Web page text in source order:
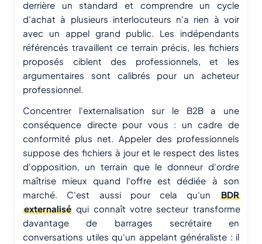
derrière un standard et comprendre un cycle
d'achat à plusieurs interlocuteurs n'a rien à voir
avec un appel grand public. Les indépendants
référencés travaillent ce terrain précis, les fichiers
proposés ciblent des professionnels, et les
argumentaires sont calibrés pour un acheteur
professionnel.
Concentrer l'externalisation sur le B2B a une
conséquence directe pour vous : un cadre de
conformité plus net. Appeler des professionnels
suppose des fichiers à jour et le respect des listes
d'opposition, un terrain que le donneur d'ordre
maîtrise mieux quand l'offre est dédiée à son
marché. C'est aussi pour cela qu'unBDR
externalisé qui connaît votre secteur transforme
davantage de barrages secrétaire en
conversations utiles qu'un appelant généraliste : il